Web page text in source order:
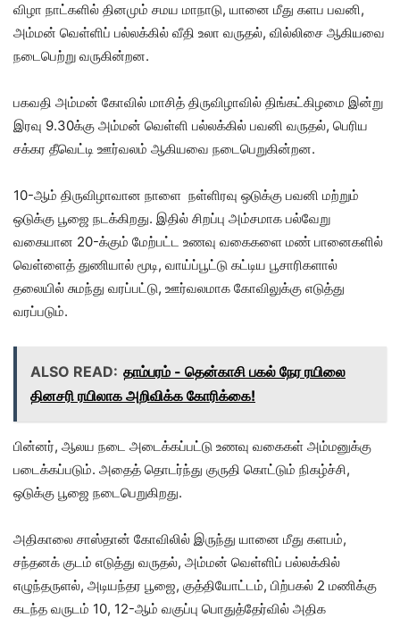
விழா நாட்களில் தினமும் சமய மாநாடு, யானை மீது களப பவனி,
அம்மன் வெள்ளிப் பல்லக்கில் வீதி உலா வருதல், வில்லிசை ஆகியவை
நடைபெற்று வருகின்றன.
பகவதி அம்மன் கோவில் மாசித் திருவிழாவில் திங்கட்கிழமை இன்று
இரவு 9.30க்கு அம்மன் வெள்ளி பல்லக்கில் பவனி வருதல், பெரிய
சக்கர தீவெட்டி ஊர்வலம் ஆகியவை நடைபெறுகின்றன.
10-ஆம் திருவிழாவான நாளை நள்ளிரவு ஒடுக்கு பவனி மற்றும்
ஒடுக்கு பூஜை நடக்கிறது. இதில் சிறப்பு அம்சமாக பல்வேறு
வகையான 20-க்கும் மேற்பட்ட உணவு வகைகளை மண் பானைகளில்
வெள்ளைத் துணியால் மூடி, வாய்ப்பூட்டு கட்டிய பூசாரிகளால்
தலையில் சுமந்து வரப்பட்டு, ஊர்வலமாக கோவிலுக்கு எடுத்து
வரப்படும்.
ALSO READ: தாம்பரம் - தென்காசி பகல் நேர ரயிலை
தினசரி ரயிலாக அறிவிக்க கோரிக்கை!
பின்னர், ஆலய நடை அடைக்கப்பட்டு உணவு வகைகள் அம்மனுக்கு
படைக்கப்படும். அதைத் தொடர்ந்து குருதி கொட்டும் நிகழ்ச்சி,
ஒடுக்கு பூஜை நடைபெறுகிறது.
அதிகாலை சாஸ்தான் கோவிலில் இருந்து யானை மீது களபம்,
சந்தனக் குடம் எடுத்து வருதல், அம்மன் வெள்ளிப் பல்லக்கில்
எழுந்தருளல், அடியந்தர பூஜை, குத்தியோட்டம், பிற்பகல் 2 மணிக்கு
கடந்த வருடம் 10, 12-ஆம் வகுப்பு பொதுத்தேர்வில் அதிக